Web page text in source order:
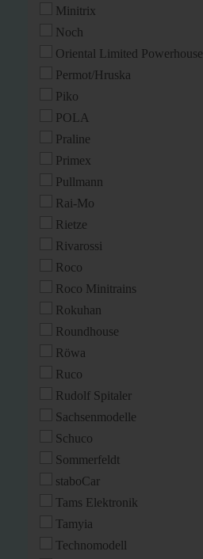
Minitrix
Noch
Oriental Limited Powerhouse
Permot/Hruska
Piko
POLA
Praline
Primex
Pullmann
Rai-Mo
Rietze
Rivarossi
Roco
Roco Minitrains
Rokuhan
Roundhouse
Röwa
Ruco
Rudolf Spitaler
Sachsenmodelle
Schuco
Sommerfeldt
staboCar
Tams Elektronik
Tamyia
Technomodell